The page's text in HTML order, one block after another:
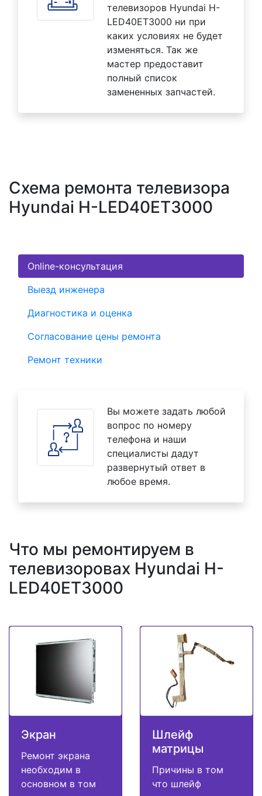
телевизоров Hyundai H-
LED40ET3000 ни при
каких условиях не будет
изменяться. Так же
мастер предоставит
полный список
замененных запчастей.
Схема ремонта телевизора
Hyundai H-LED40ET3000
Online-консультация
Выезд инженера
Диагностика и оценка
Согласование цены ремонта
Ремонт техники
Вы можете задать любой
вопрос по номеру
телефона и наши
специалисты дадут
развернутый ответ в
любое время.
Что мы ремонтируем в
телевизоровах Hyundai H-
LED40ET3000
Экран
Ремонт экрана
необходим в
основном в том
Шлейф
матрицы
Причины в том
что шлейф